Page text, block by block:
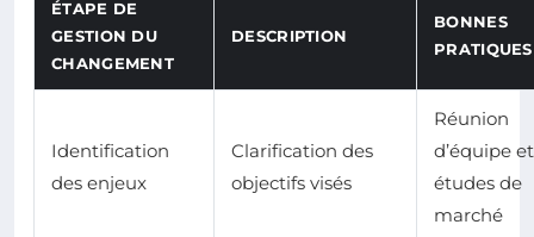
ÉTAPE DE
GESTION DU
CHANGEMENT
DESCRIPTION
BONNES
PRATIQUES
Identification
des enjeux
Clarification des
objectifs visés
Réunion
d’équipe et
études de
marché